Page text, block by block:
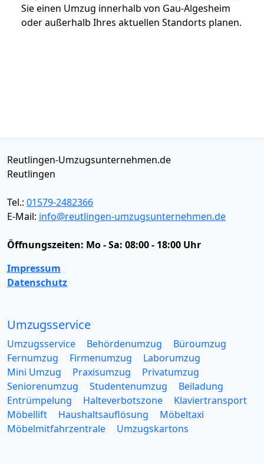
Sie einen Umzug innerhalb von Gau-Algesheim
oder außerhalb Ihres aktuellen Standorts planen.
Reutlingen-Umzugsunternehmen.de
Reutlingen
Tel.: 01579-2482366
E-Mail: info@reutlingen-umzugsunternehmen.de
Öffnungszeiten: Mo - Sa: 08:00 - 18:00 Uhr
Impressum
Datenschutz
Umzugsservice
Umzugsservice Behördenumzug
Büroumzug
Fernumzug
Firmenumzug
Laborumzug
Mini Umzug
Praxisumzug
Privatumzug
Seniorenumzug
Studentenumzug
Beiladung
Entrümpelung
Halteverbotszone
Klaviertransport
Möbellift
Haushaltsauflösung
Möbeltaxi
Möbelmitfahrzentrale
Umzugskartons